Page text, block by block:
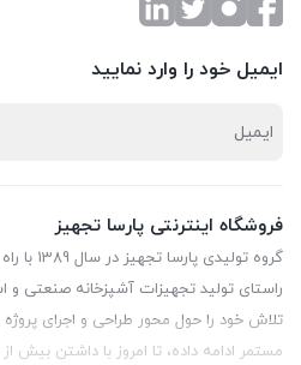
ایمیل خود را وارد نمایید
فروشگاه اینترنتی پارسا تجهیز
گروه
راستای تولید تجهیزات آشپزخانه صنعتی و
تلاش خود را حول محور طراحی و اجرای